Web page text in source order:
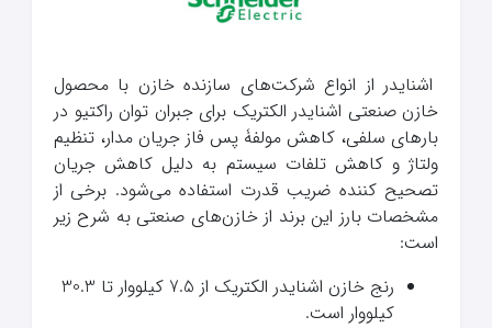
اشنایدر از انواع شرکت‌های سازنده خازن با محصول
خازن صنعتی اشنایدر الکتریک برای جبران توان راکتیو در
بارهای سلفی، کاهش مولفۀ پس فاز جریان مدار، تنظیم
ولتاژ و کاهش تلفات سیستم به دلیل کاهش جریان
تصحیح کننده ضریب قدرت استفاده می‌شود. برخی از
مشخصات بارز این برند از خازن‌های صنعتی به شرح زیر
است:
رنج خازن اشنایدر الکتریک از 7.5 کیلووار تا 30.3
کیلووار است.